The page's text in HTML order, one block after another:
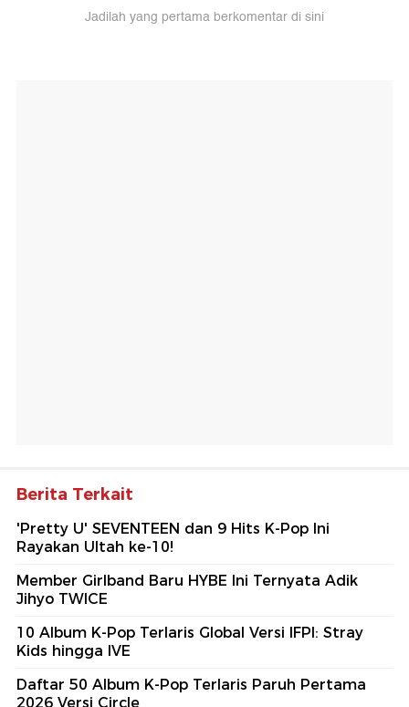
Jadilah yang pertama berkomentar di sini
Berita Terkait
'Pretty U' SEVENTEEN dan 9 Hits K-Pop Ini
Rayakan Ultah ke-10!
Member Girlband Baru HYBE Ini Ternyata Adik
Jihyo TWICE
10 Album K-Pop Terlaris Global Versi IFPI: Stray
Kids hingga IVE
Daftar 50 Album K-Pop Terlaris Paruh Pertama
2026 Versi Circle